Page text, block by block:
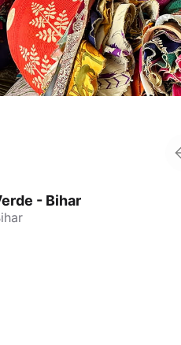
- Bihar